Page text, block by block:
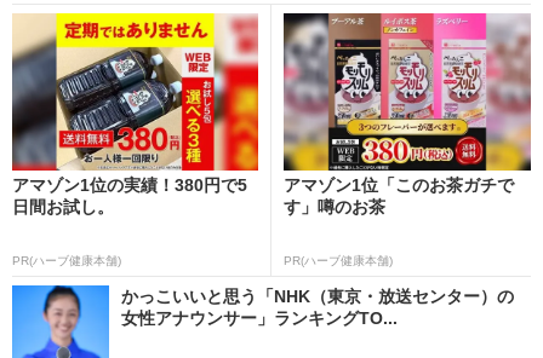
アマゾン1位の実績！380円で5
日間お試し。
PR(ハーブ健康本舗)
アマゾン1位「このお茶ガチで
す」噂のお茶
PR(ハーブ健康本舗)
かっこいいと思う「NHK（東京・放送センター）の
女性アナウンサー」ランキングTO...